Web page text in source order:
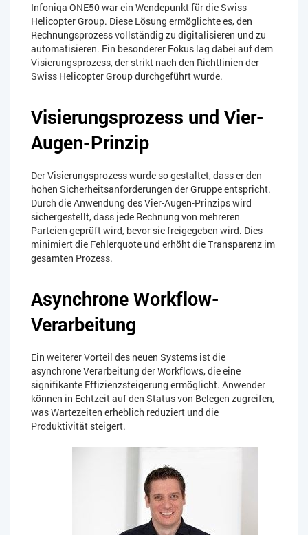
Infoniqa ONE50 war ein Wendepunkt für die Swiss
Helicopter Group. Diese Lösung ermöglichte es, den
Rechnungsprozess vollständig zu digitalisieren und zu
automatisieren. Ein besonderer Fokus lag dabei auf dem
Visierungsprozess, der strikt nach den Richtlinien der
Swiss Helicopter Group durchgeführt wurde.
Visierungsprozess und Vier-
Augen-Prinzip
Der Visierungsprozess wurde so gestaltet, dass er den
hohen Sicherheitsanforderungen der Gruppe entspricht.
Durch die Anwendung des Vier-Augen-Prinzips wird
sichergestellt, dass jede Rechnung von mehreren
Parteien geprüft wird, bevor sie freigegeben wird. Dies
minimiert die Fehlerquote und erhöht die Transparenz im
gesamten Prozess.
Asynchrone Workflow-
Verarbeitung
Ein weiterer Vorteil des neuen Systems ist die
asynchrone Verarbeitung der Workflows, die eine
signifikante Effizienzsteigerung ermöglicht. Anwender
können in Echtzeit auf den Status von Belegen zugreifen,
was Wartezeiten erheblich reduziert und die
Produktivität steigert.